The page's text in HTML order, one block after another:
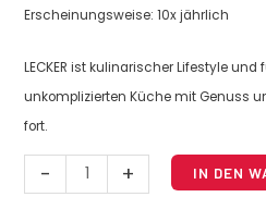
Erscheinungsweise: 10x jährlich
LECKER ist kulinarischer Lifestyle
unkomplizierten Küche mit Genuss
fort.
- + IN DEN